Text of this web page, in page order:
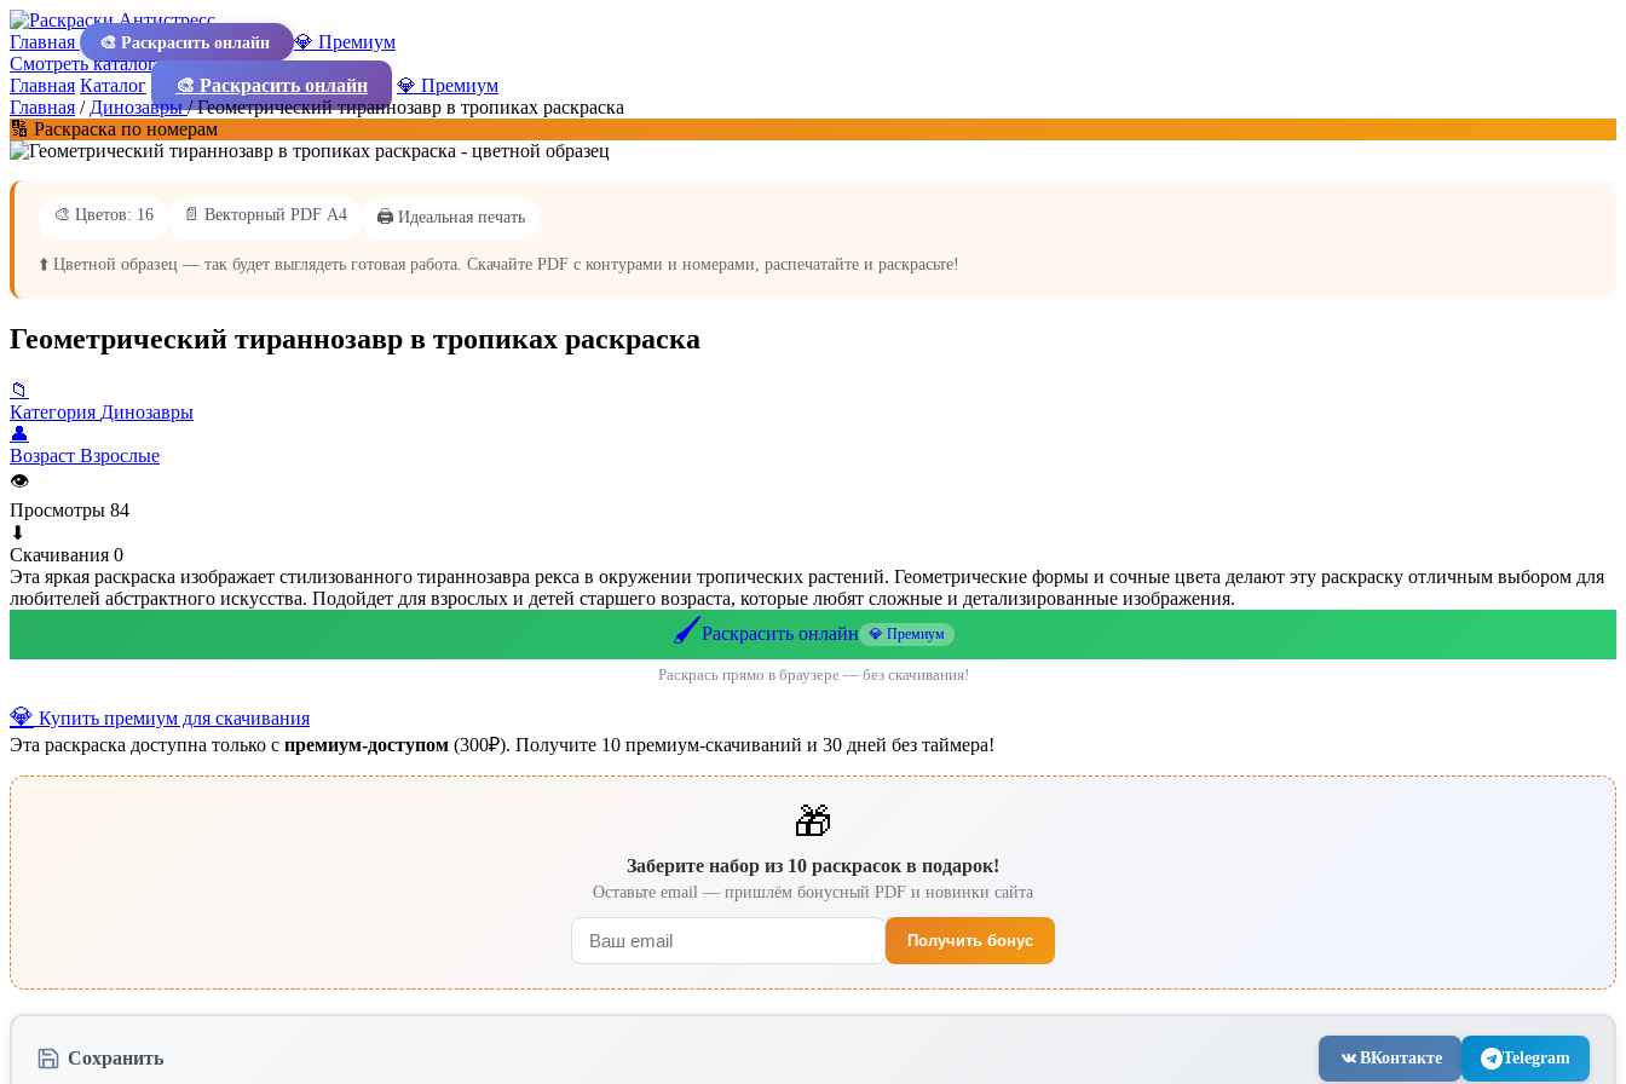
Главная 🎨 Раскрасить онлайн
💎 Премиум
Смотреть каталог
Главная Каталог 🎨 Раскрасить онлайн
💎 Премиум
Главная / Динозавры/Геометрический тираннозавр в тропиках раскраска
🔢 Раскраска по номерам
🎨 Цветов: 16 📄 Векторный PDF А4 🖨️ Идеальная печать
⬆️ Цветной образец — так будет выглядеть готовая работа. Скачайте PDF с контурами и номерами, распечатайте и раскрасьте!
Геометрический тираннозавр в тропиках раскраска
📁
Категория Динозавры
👤
Возраст Взрослые
👁
Просмотры 84
⬇
Скачивания 0
Эта яркая раскраска изображает стилизованного тираннозавра рекса в окружении тропических растений. Геометрические формы и сочные цвета делают эту раскраску отличным выбором для
любителей абстрактного искусства. Подойдет для взрослых и детей старшего возраста, которые любят сложные и детализированные изображения.
🖌️Раскрасить онлайн 💎 Премиум
Раскрась прямо в браузере — без скачивания!
💎 Купить премиум для скачивания
Эта раскраска доступна только с премиум-доступом (300₽). Получите 10 премиум-скачиваний и 30 дней без таймера!
🎁
Заберите набор из 10 раскрасок в подарок!
Оставьте email — пришлём бонусный PDF и новинки сайта
Получить бонус
Сохранить ВКонтакте Telegram